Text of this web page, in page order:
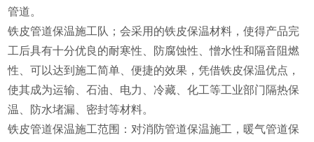
管道。
铁皮管道保温施工队；会采用的铁皮保温材料，使得产品完
工后具有十分优良的耐寒性、防腐蚀性、憎水性和隔音阻燃
性、可以达到施工简单、便捷的效果，凭借铁皮保温优点，
使其成为运输、石油、电力、冷藏、化工等工业部门隔热保
温、防水堵漏、密封等材料。
铁皮管道保温施工范围：对消防管道保温施工，暖气管道保